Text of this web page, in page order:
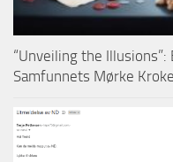
“Unveiling the
Samfunnets Mørke